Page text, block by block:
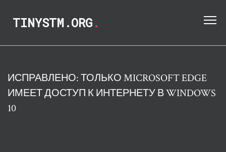
TINYSTM.ORG.
ИСПРАВЛЕНО: ТОЛЬКО MICROSOFT EDGE
ИМЕЕТ ДОСТУП К ИНТЕРНЕТУ В WINDOWS
10